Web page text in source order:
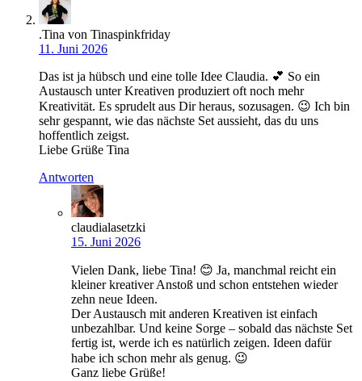
.Tina von Tinaspinkfriday
11. Juni 2026
Das ist ja hübsch und eine tolle Idee Claudia. 💕 So ein
Austausch unter Kreativen produziert oft noch mehr
Kreativität. Es sprudelt aus Dir heraus, sozusagen. 😉 Ich bin
sehr gespannt, wie das nächste Set aussieht, das du uns
hoffentlich zeigst.
Liebe Grüße Tina
Antworten
claudialasetzki
15. Juni 2026
Vielen Dank, liebe Tina! 😊 Ja, manchmal reicht ein
kleiner kreativer Anstoß und schon entstehen wieder
zehn neue Ideen.
Der Austausch mit anderen Kreativen ist einfach
unbezahlbar. Und keine Sorge – sobald das nächste Set
fertig ist, werde ich es natürlich zeigen. Ideen dafür
habe ich schon mehr als genug. 😉
Ganz liebe Grüße!